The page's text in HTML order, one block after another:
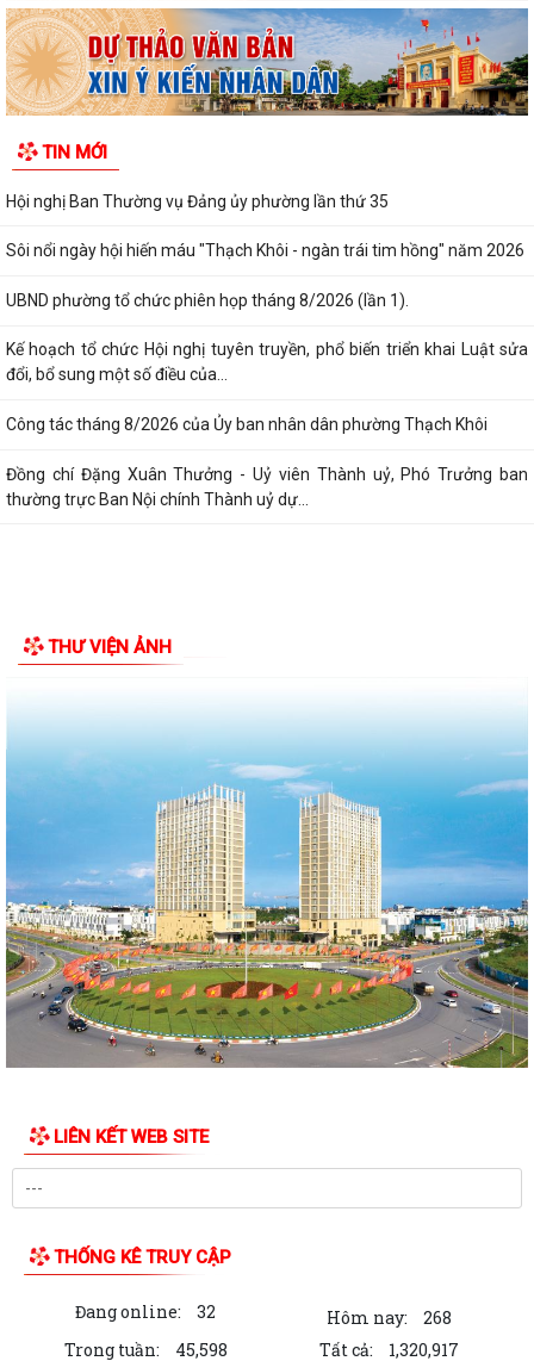
TIN MỚI
Hội nghị Ban Thường vụ Đảng ủy phường lần thứ 35
Sôi nổi ngày hội hiến máu "Thạch Khôi - ngàn trái tim hồng" năm 2026
UBND phường tổ chức phiên họp tháng 8/2026 (lần 1).
Kế hoạch tổ chức Hội nghị tuyên truyền, phổ biến triển khai Luật sửa
đổi, bổ sung một số điều của...
Công tác tháng 8/2026 của Ủy ban nhân dân phường Thạch Khôi
Đồng chí Đặng Xuân Thưởng - Uỷ viên Thành uỷ, Phó Trưởng ban
thường trực Ban Nội chính Thành uỷ dự...
THƯ VIỆN ẢNH
LIÊN KẾT WEB SITE
THỐNG KÊ TRUY CẬP
Đang online: 32 Hôm nay:
268
Trong tuần:
45,598 Tất cả: 1,320,917